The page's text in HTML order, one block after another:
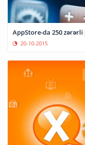
AppStore-da 250
20-10-2015